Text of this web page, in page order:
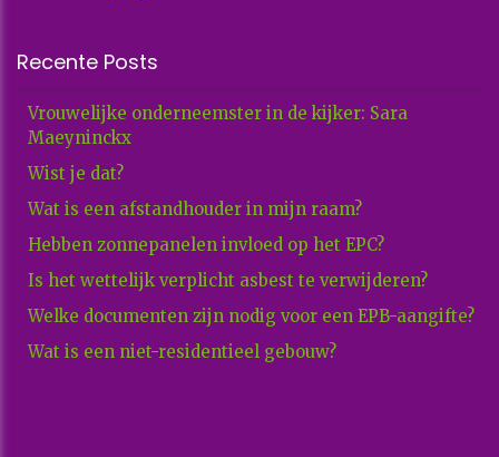
Recente Posts
Vrouwelijke onderneemster in de kijker: Sara
Maeyninckx
Wist je dat?
Wat is een afstandhouder in mijn raam?
Hebben zonnepanelen invloed op het EPC?
Is het wettelijk verplicht asbest te verwijderen?
Welke documenten zijn nodig voor een EPB-aangifte?
Wat is een niet-residentieel gebouw?